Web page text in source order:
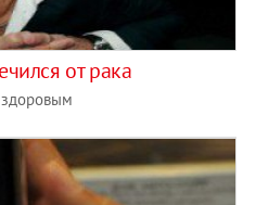
от рака